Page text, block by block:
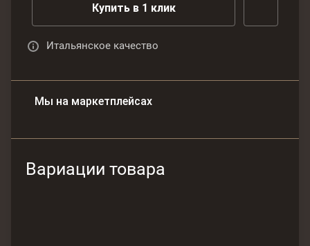
Купить в 1 клик
Итальянское качество
Мы на маркетплейсах
Вариации товара